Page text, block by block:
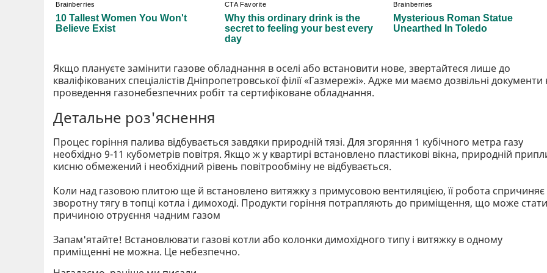
Якщо плануєте замінити газове обладнання в оселі або встановити нове, звертайтеся лише до
кваліфікованих спеціалістів Дніпропетровської філії «Газмережі». Адже ми маємо дозвільні документи
проведення газонебезпечних робіт та сертифіковане обладнання.
Детальне роз'яснення
Процес горіння палива відбувається завдяки природній тязі. Для згоряння 1 кубічного метра газу
необхідно 9-11 кубометрів повітря. Якщо ж у квартирі встановлено пластикові вікна, природній
кисню обмежений і необхідний рівень повітрообміну не відбувається.
Коли над газовою плитою ще й встановлено витяжку з примусовою вентиляцією, її робота спричиняє
зворотну тягу в топці котла і димоході. Продукти горіння потрапляють до приміщення, що може стати
причиною отруєння чадним газом
Запам'ятайте! Встановлювати газові котли або колонки димохідного типу і витяжку в одному
приміщенні не можна. Це небезпечно.